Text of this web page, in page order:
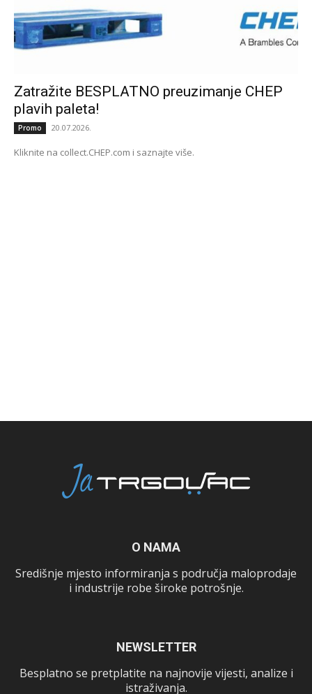
Zatražite BESPLATNO preuzimanje CHEP
plavih paleta!
Promo 20.07.2026.
Kliknite na collect.CHEP.com i saznajte više.
O NAMA
Središnje mjesto informiranja s područja maloprodaje
i industrije robe široke potrošnje.
NEWSLETTER
Besplatno se pretplatite na najnovije vijesti, analize i
istraživanja.